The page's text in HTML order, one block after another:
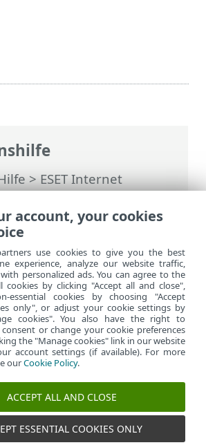
>ESET Internet
Einstellungen>
>Web-Schutz>
URL-Listen
account, your cookies
use cookies to give you the best
experience, analyze our website traffic,
personalized ads. You can agree to the
cookies by clicking "Accept all and close",
essential cookies by choosing "Accept
only", or adjust your cookie settings by
cookies". You also have the right to
or change your cookie preferences
the "Manage cookies" link in our website
account settings (if available). For more
ourCookie Policy.
ACCEPT ALL AND CLOSE
ESSENTIAL COOKIES ONLY